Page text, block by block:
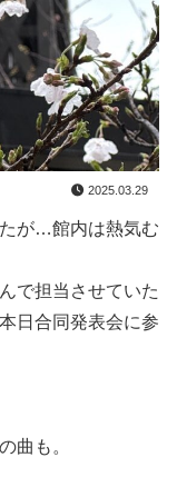
2025.03.29
が…館内は熱気む
で担当させていた
日合同発表会に参
曲も。